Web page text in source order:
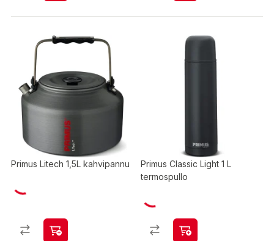
Primus Litech 1,5L kahvipannu
Primus Classic Light 1 L
termospullo